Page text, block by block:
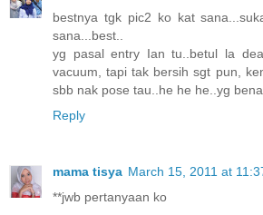
bestnya tgk pic2 ko kat
sana...best..
yg pasal entry Ian tu..betul la
vacuum, tapi tak bersih sgt pun,
sbb nak pose tau..he he he..yg
Reply
mama tisya March 15, 2011 at
**jwb pertanyaan ko